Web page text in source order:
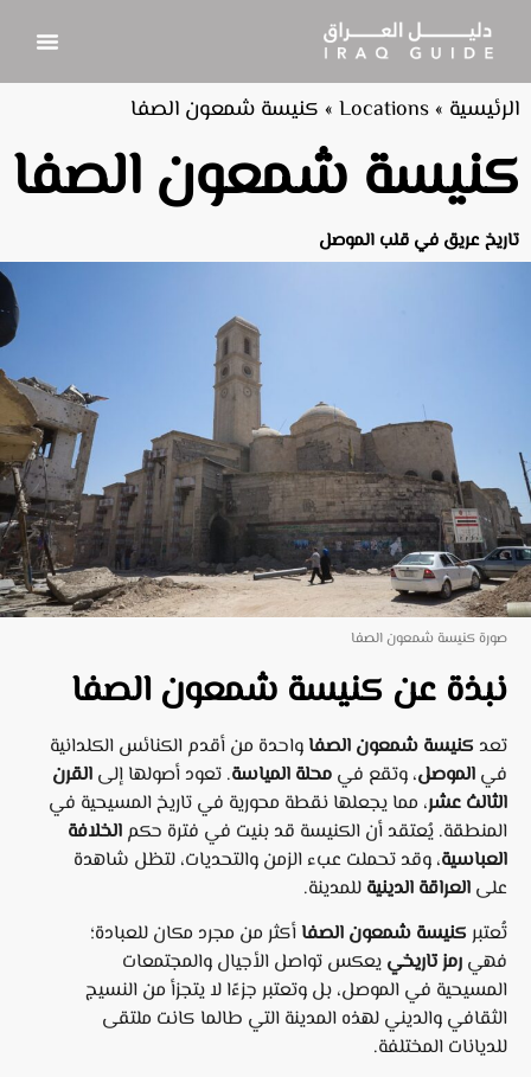
الرئيسية »
Locations
» كنيسة شمعون الصفا
كنيسة شمعون الصفا
تاريخ عريق في قلب الموصل
صورة كنيسة شمعون الصفا
نبذة عن كنيسة شمعون الصفا
تعد كنيسة شمعون الصفاواحدة من أقدم الكنائس الكلدانية
في الموصل، وتقع في محلة المياسة. تعود أصولها إلى القرن
الثالث عشر، مما يجعلها نقطة محورية في تاريخ المسيحية في
المنطقة. يُعتقد أن الكنيسة قد بنيت في فترة حكم الخلافة
العباسية، وقد تحملت عبء الزمن والتحديات، لتظل شاهدة
على العراقة الدينية للمدينة.
تُعتبر كنيسة شمعون الصفاأكثر من مجرد مكان للعبادة؛
فهي رمز تاريخي يعكس تواصل الأجيال والمجتمعات
المسيحية في الموصل، بل وتعتبر جزءًا لا يتجزأ من النسيج
الثقافي والديني لهذه المدينة التي طالما كانت ملتقى
للديانات المختلفة.